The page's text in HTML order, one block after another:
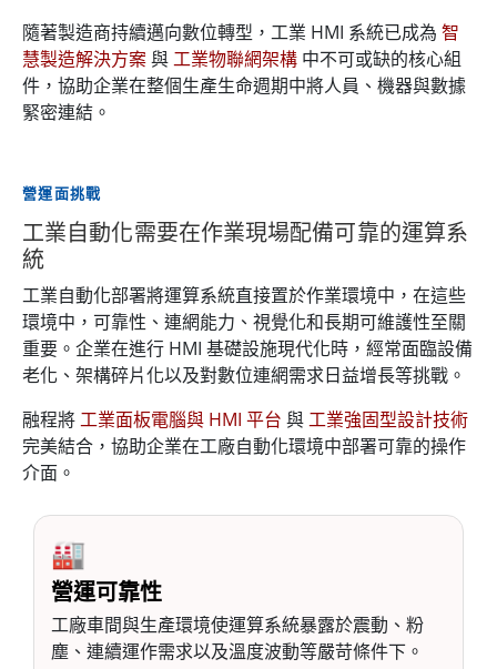
隨著製造商持續邁向數位轉型，工業 HMI 系統已成為 智
慧製造解決方案與工業物聯網架構 中不可或缺的核心組
件，協助企業在整個生產生命週期中將人員、機器與數據
緊密連結。
營運面挑戰
工業自動化需要在作業現場配備可靠的運算系
統
工業自動化部署將運算系統直接置於作業環境中，在這些
環境中，可靠性、連網能力、視覺化和長期可維護性至關
重要。企業在進行 HMI 基礎設施現代化時，經常面臨設備
老化、架構碎片化以及對數位連網需求日益增長等挑戰。
融程將工業面板電腦與 HMI 平台 與工業強固型設計技術
完美結合，協助企業在工廠自動化環境中部署可靠的操作
介面。
🏭
營運可靠性
工廠車間與生產環境使運算系統暴露於震動、粉
塵、連續運作需求以及溫度波動等嚴苛條件下。